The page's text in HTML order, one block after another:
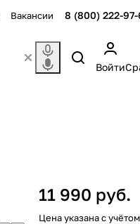
Вакансии 8 (800) 222-97-
Войти
11 990 руб.
Цена указана с